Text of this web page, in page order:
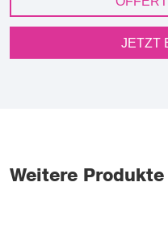
JETZT
Weitere Produkte